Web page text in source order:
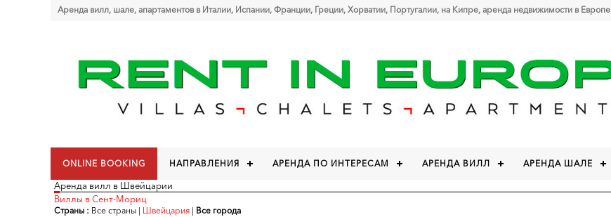
Аренда вилл, шале, апартаментов в Италии, Испании, Франции, Греции, Хорватии, Португалии, на Кипре, аренда недвижимости в Европе
ONLINE BOOKING НАПРАВЛЕНИЯ АРЕНДА ПО ИНТЕРЕСАМ АРЕНДА ВИЛЛ АРЕНДА ШАЛЕ
Аренда вилл в Швейцарии
Виллы в Сент-Мориц
Страны : Все страны | Швейцария | Все города